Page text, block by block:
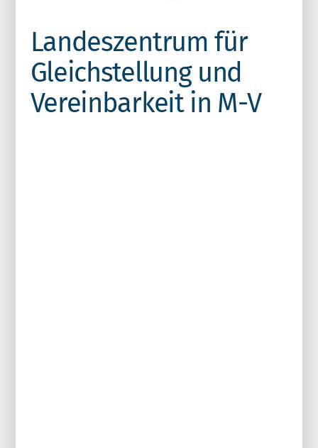
Landeszentrum für
Gleichstellung und
Vereinbarkeit in M-V